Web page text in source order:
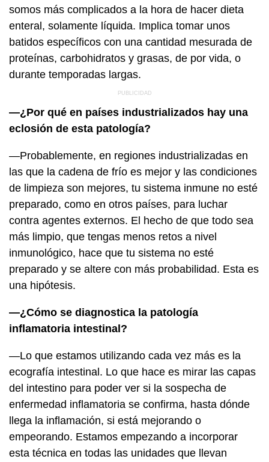
somos más complicados a la hora de hacer dieta
enteral, solamente líquida. Implica tomar unos
batidos específicos con una cantidad mesurada de
proteínas, carbohidratos y grasas, de por vida, o
durante temporadas largas.
—¿Por qué en países industrializados hay una
eclosión de esta patología?
—Probablemente, en regiones industrializadas en
las que la cadena de frío es mejor y las condiciones
de limpieza son mejores, tu sistema inmune no esté
preparado, como en otros países, para luchar
contra agentes externos. El hecho de que todo sea
más limpio, que tengas menos retos a nivel
inmunológico, hace que tu sistema no esté
preparado y se altere con más probabilidad. Esta es
una hipótesis.
—¿Cómo se diagnostica la patología
inflamatoria intestinal?
—Lo que estamos utilizando cada vez más es la
ecografía intestinal. Lo que hace es mirar las capas
del intestino para poder ver si la sospecha de
enfermedad inflamatoria se confirma, hasta dónde
llega la inflamación, si está mejorando o
empeorando. Estamos empezando a incorporar
esta técnica en todas las unidades que llevan